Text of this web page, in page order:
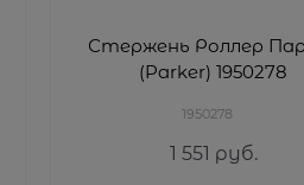
Стержень Роллер
(Parker) 1950278
1950278
1 551 руб.